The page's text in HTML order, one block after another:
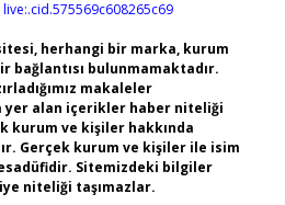
live:.cid.575569c608265c69
herhangi bir marka, kurum
bağlantısı bulunmamaktadır.
makaleler
yer alan içerikler haber niteliği
kurum ve kişiler hakkında
Gerçek kurum ve kişiler ile isim
Sitemizdeki bilgiler
niteliği taşımazlar.